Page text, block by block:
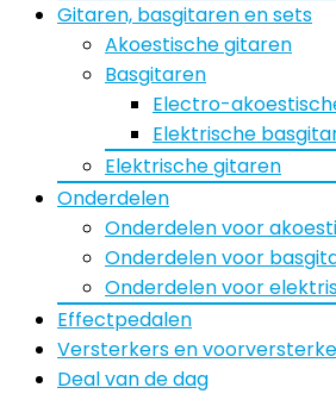
Gitaren, basgitaren en sets
Akoestische gitaren
Basgitaren
Electro-
Elektrische
Elektrische gitaren
Onderdelen
Onderdelen voor
Onderdelen voor
Onderdelen voor
Effectpedalen
Versterkers en
Deal van de dag